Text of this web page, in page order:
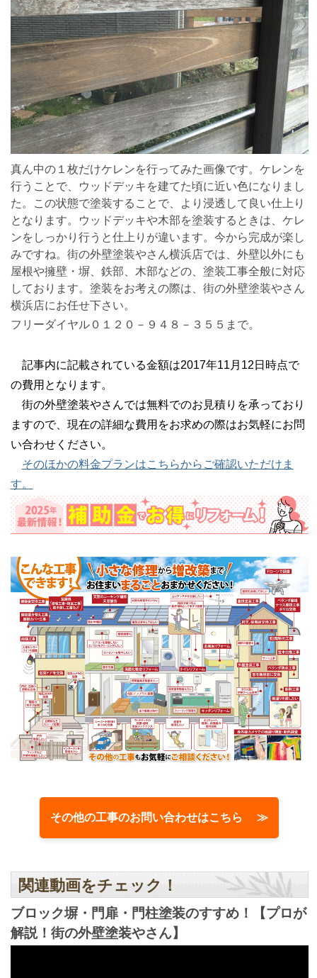
真ん中の１枚だけケレンを行ってみた画像です。ケレンを
行うことで、ウッドデッキを建てた頃に近い色になりまし
た。この状態で塗装することで、より浸透して良い仕上り
となります。ウッドデッキや木部を塗装するときは、ケレ
ンをしっかり行うと仕上りが違います。今から完成が楽し
みですね。街の外壁塗装やさん横浜店では、外壁以外にも
屋根や擁壁・塀、鉄部、木部などの、塗装工事全般に対応
しております。塗装をお考えの際は、街の外壁塗装やさん
横浜店にお任せ下さい。
フリーダイヤル０１２０－９４８－３５５まで。
記事内に記載されている金額は2017年11月12日時点で
の費用となります。
街の外壁塗装やさんでは無料でのお見積りを承っており
ますので、現在の詳細な費用をお求めの際はお気軽にお問
い合わせください。
そのほかの料金プランはこちらからご確認いただけま
す。
その他の工事のお問い合わせはこちら ≫
関連動画をチェック！
ブロック塀・門扉・門柱塗装のすすめ！【プロが
解説！街の外壁塗装やさん】